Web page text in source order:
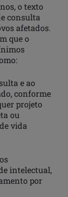
o texto
consulta
afetados.
que o
e ao
conforme
projeto
ou
vida
intelectual,
por